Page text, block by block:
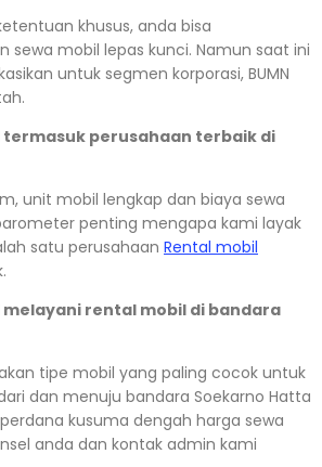
khusus, anda bisa
sewa mobil lepas kunci. Namun saat ini
untuk segmen korporasi, BUMN
perusahaan terbaik di
unit mobil lengkap dan biaya sewa
penting mengapa kami layak
satu perusahaan Rental mobil
rental mobil di bandara
tipe mobil yang paling cocok untuk
dan menuju bandara Soekarno Hatta
kusuma dengah harga sewa
anda dan kontak admin kami